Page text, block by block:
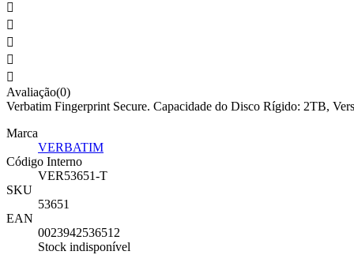





Avaliação(0)
Verbatim Fingerprint Secure. Capacidade do Disco Rígido: 2TB,
Marca
VERBATIM
Código Interno
VER53651-T
SKU
53651
EAN
0023942536512
Stock indisponível